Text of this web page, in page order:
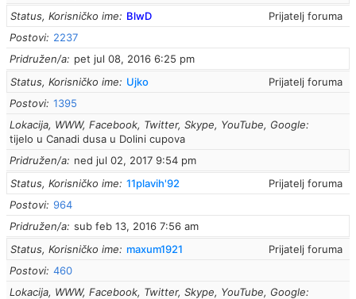
Status, Korisničko ime
Prijatelj foruma
BlwD
Postovi
2237
Pridružen/a
pet jul 08, 2016 6:25 pm
Status, Korisničko ime
Prijatelj foruma
Ujko
Postovi 1395
Lokacija, WWW, Facebook, Twitter, Skype, YouTube, Google
tijelo u Canadi dusa u Dolini cupova
Pridružen/a
ned jul 02, 2017 9:54 pm
Status, Korisničko ime
Prijatelj foruma
11plavih'92
Postovi 964
Pridružen/a sub feb 13, 2016 7:56 am
Status, Korisničko ime
Prijatelj foruma
maxum1921
Postovi 460
Lokacija, WWW, Facebook, Twitter, Skype, YouTube, Google